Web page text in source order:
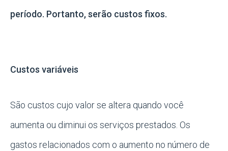
período. Portanto, serão custos fixos.
Custos variáveis
São custos cujo valor se altera quando você
aumenta ou diminui os serviços prestados. Os
gastos relacionados com o aumento no número de